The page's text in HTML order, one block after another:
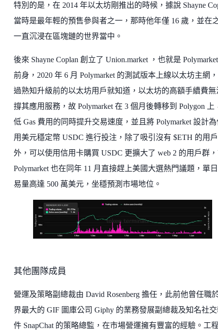
特別的是，在 2014 年以太坊剛推出的時候，據說 Shayne
當時是最年輕的預售參與者之一，那時他年僅 16 歲，並在
一直沉浸在區塊鏈的世界當中。
後來 Shayne Coplan 創立了 Union.market ，也就是
前身，2020 年 6 月 Polymarket 的測試版本上線以太坊主網
過熟知升級前的以太坊用戶就知道，以太坊的高額手續費無
撐其應用服務，故 Polymarket 在 3 個月後轉移到 Polygon 上
低 Gas 費用的同時提升交易速度，並且將 Polymarket 設計
用美元穩定幣 USDC 進行投注，除了吸引沒有 $ETH 的用戶
外，可以使用信用卡購買 USDC 更擴大了 web 2 的用戶群
Polymarket 也在同年 11 月直接趕上美國大選熱門議題，單
易量高達 500 萬美元，坐穩預測市場地位。
其他團隊成員
營運及策略副總裁由 David Rosenberg 擔任，此前他曾任職
界最大的 GIF 圖庫公司 Giphy 的業務發展副總裁及知名社
件 SnapChat 的策略總監，在市場營運擁有豐富的經驗。工